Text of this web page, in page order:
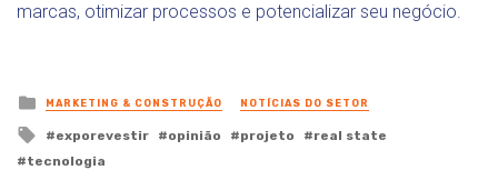
marcas, otimizar processos e potencializar seu negócio.
Posted
in
MARKETING & CONSTRUÇÃO NOTÍCIAS DO SETOR
Tagged
with
exporevestir opinião projeto
real state
tecnologia